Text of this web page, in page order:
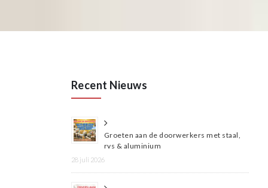
Recent Nieuws
Groeten aan de doorwerkers met staal,
rvs & aluminium
28 juli 2026